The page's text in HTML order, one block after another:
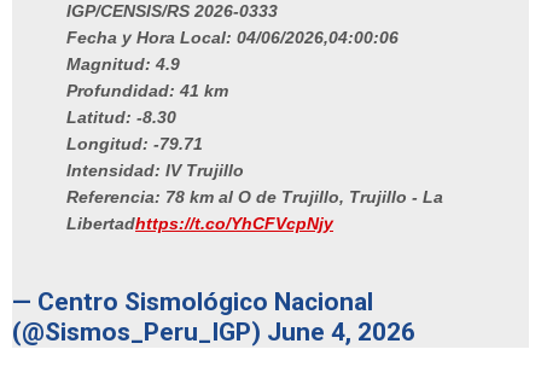
IGP/CENSIS/RS 2026-0333
Fecha y Hora Local: 04/06/2026,04:00:06
Magnitud: 4.9
Profundidad: 41 km
Latitud: -8.30
Longitud: -79.71
Intensidad: IV Trujillo
Referencia: 78 km al O de Trujillo, Trujillo - La
Libertadhttps://t.co/YhCFVcpNjy
— Centro Sismológico Nacional
(@Sismos_Peru_IGP) June 4, 2026